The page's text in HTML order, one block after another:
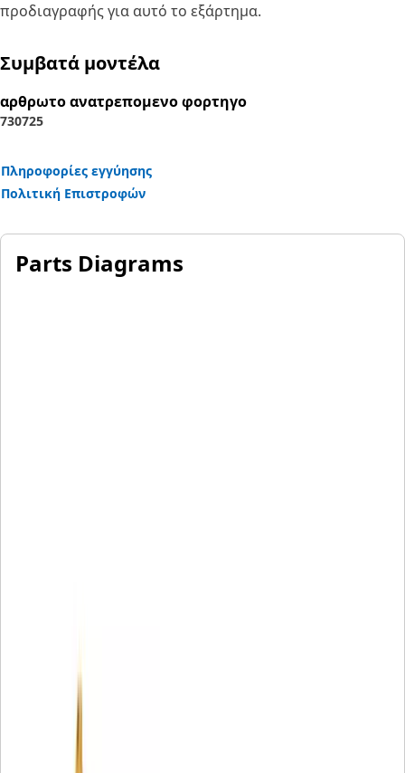
προδιαγραφής για αυτό το εξάρτημα.
Συμβατά μοντέλα
αρθρωτο ανατρεπομενο φορτηγο
730725
Πληροφορίες εγγύησης
Πολιτική Επιστροφών
Parts Diagrams